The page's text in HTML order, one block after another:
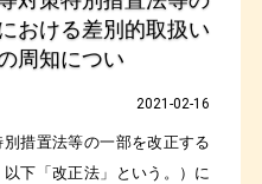
おける差別的取扱い
周知につい
2021-02-16
別措置法等の一部を改正する
下「改正法」という。）に